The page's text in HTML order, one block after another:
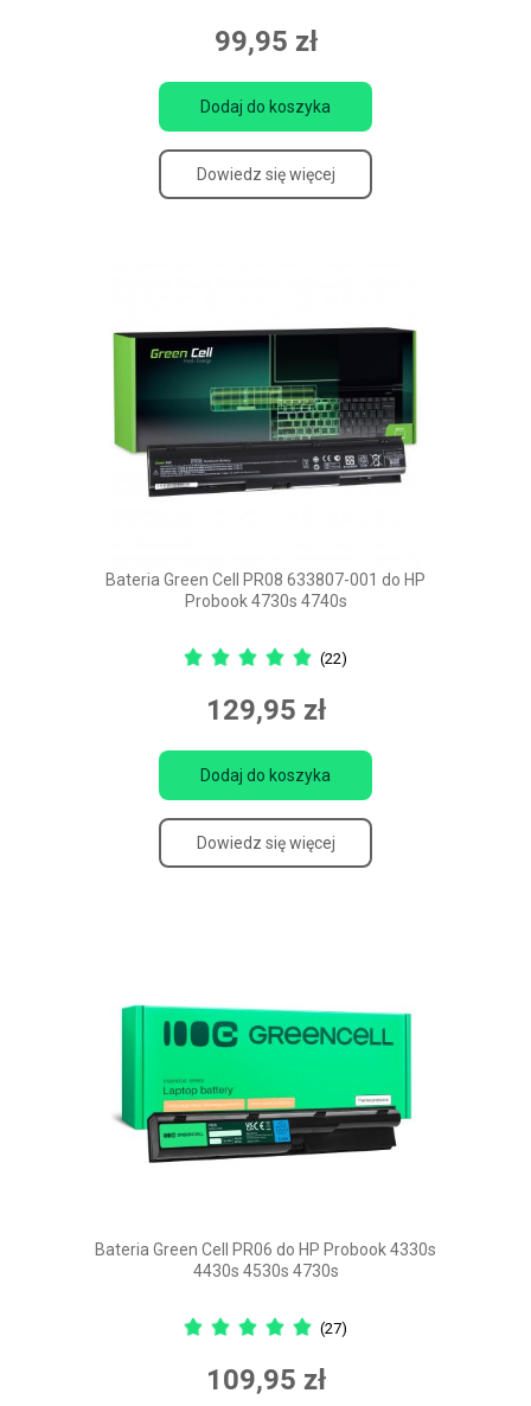
99,95 zł
Dodaj do koszyka
Dowiedz się więcej
Bateria Green Cell PR08 633807-001 do HP
Probook 4730s 4740s
(22)
129,95 zł
Dodaj do koszyka
Dowiedz się więcej
Bateria Green Cell PR06 do HP Probook 4330s
4430s 4530s 4730s
(27)
109,95 zł